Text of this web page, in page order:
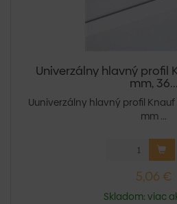
Univerzálny hlavný profil
mm, 36...
Uuniverzálny hlavný profil
mm ...
5,06 €
Skladom: viac